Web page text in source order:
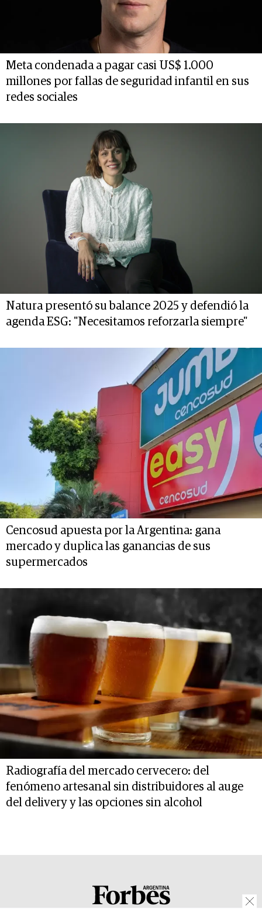
Meta condenada a pagar casi US$ 1.000
millones por fallas de seguridad infantil en sus
redes sociales
Natura presentó su balance 2025 y defendió la
agenda ESG: "Necesitamos reforzarla siempre"
Cencosud apuesta por la Argentina: gana
mercado y duplica las ganancias de sus
supermercados
Radiografía del mercado cervecero: del
fenómeno artesanal sin distribuidores al auge
del delivery y las opciones sin alcohol